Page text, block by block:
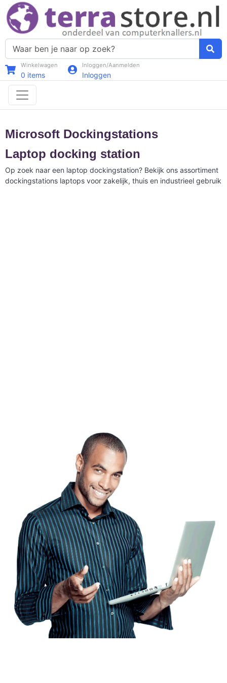
Winkelwagen
0 items
Inloggen/Aanmelden
Inloggen
Microsoft Dockingstations
Laptop docking station
Op zoek naar een laptop dockingstation? Bekijk ons assortiment
dockingstations laptops voor zakelijk, thuis en industrieel gebruik